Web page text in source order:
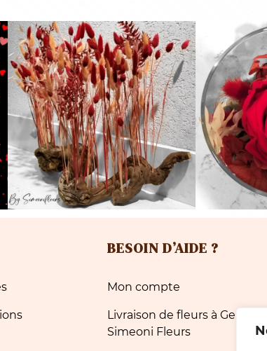
BESOIN D’AIDE ?
Mon compte
Livraison de fleurs à Genève
Simeoni Fleurs